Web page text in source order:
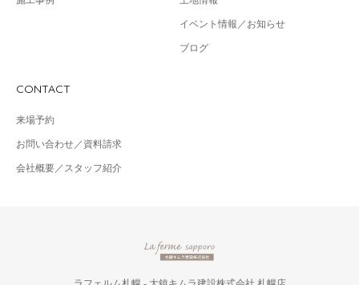
イベント情報／お知らせ
ブログ
CONTACT
来場予約
お問い合わせ／資料請求
会社概要／スタッフ紹介